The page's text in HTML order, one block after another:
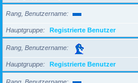
Rang, Benutzername
Hauptgruppe Registrierte Benutzer
Rang, Benutzername
Hauptgruppe Registrierte Benutzer